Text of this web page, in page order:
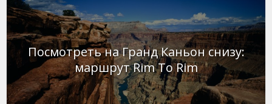
Посмотреть на Гранд Каньон снизу:
маршрут Rim To Rim